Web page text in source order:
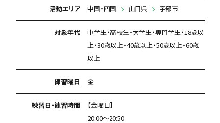
活動エリア 中国・四国 山口県 宇部市
対象年代
中学生・高校生・大学生・専門学生・18歳以
上・30歳以上・40歳以上・50歳以上・60歳
以上
練習曜日 金
練習日・練習時間
【金曜日】
20:00～20:50